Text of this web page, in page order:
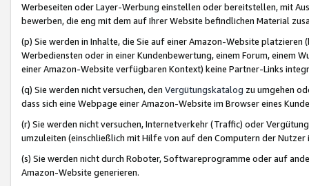
Werbeseiten oder Layer-Werbung einstellen oder bereitstellen, mit
bewerben, die eng mit dem auf Ihrer Website befindlichen Material
(p) Sie werden in Inhalte, die Sie auf einer Amazon-Website
Werbediensten oder in einer Kundenbewertung, einem Forum, einem
einer Amazon-Website verfügbaren Kontext) keine Partner-Links
(q) Sie werden nicht versuchen, den Vergütungskatalog zu umgehen
dass sich eine Webpage einer Amazon-Website im Browser eines
(r) Sie werden nicht versuchen, Internetverkehr (Traffic) oder
umzuleiten (einschließlich mit Hilfe von auf den Computern der
(s) Sie werden nicht durch Roboter, Softwareprogramme oder auf
Amazon-Website generieren.